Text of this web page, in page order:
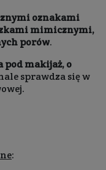
oznakami
mimicznymi,
porów.
pod makijaż, o
sprawdza się w
: